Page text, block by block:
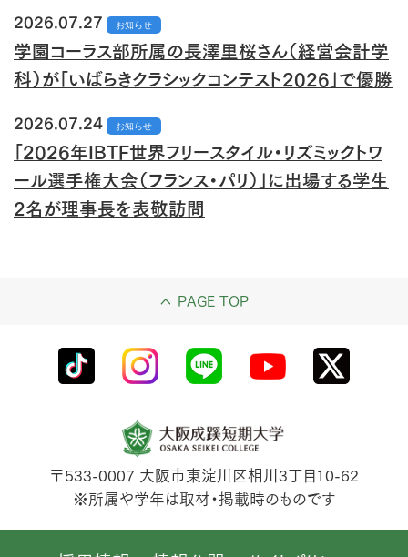
2026.07.27 お知らせ
学園コーラス部所属の長澤里桜さん（経営会計学
科）が「いばらきクラシックコンテスト2026」で優勝
2026.07.24 お知らせ
「2026年IBTF世界フリースタイル・リズミックトワ
ール選手権大会（フランス・パリ）」に出場する学生
2名が理事長を表敬訪問
PAGE TOP
〒533-0007 大阪市東淀川区相川3丁目10-62
※所属や学年は取材・掲載時のものです